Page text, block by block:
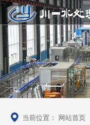
当前位置： 网站首页